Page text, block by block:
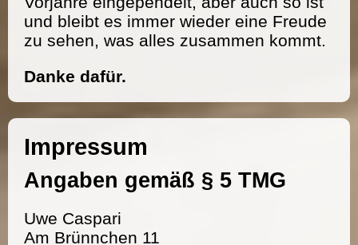
und bleibt es immer wieder eine Freude
zu sehen, was alles zusammen kommt.
Danke dafür.
Impressum
Angaben gemäß § 5 TMG
Uwe Caspari
Am Brünnchen 11